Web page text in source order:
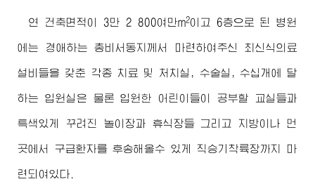
연 건축면적이 3만 2 800여만m2이고 6층으로 된 병원
에는 경애하는 총비서동지 께서 마련하여주신 최신식의료
설비들을 갖춘 각종 치료 및 처치실, 수술실, 수십개에 달
하는 입원실은 물론 입원한 어린이들이 공부할 교실들과
특색있게 꾸려진 놀이장과 휴식장들 그리고 지방이나 먼
곳에서 구급환자를 후송해올수 있게 직승기착륙장까지 마
련되여있다.